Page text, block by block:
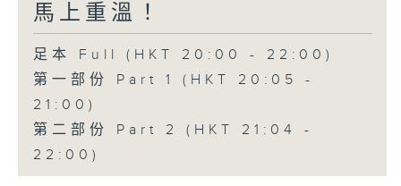
馬上重溫！
足本 Full (HKT 20:00 - 22:00)
第一部份 Part 1 (HKT 20:05 -
21:00)
第二部份 Part 2 (HKT 21:04 -
22:00)